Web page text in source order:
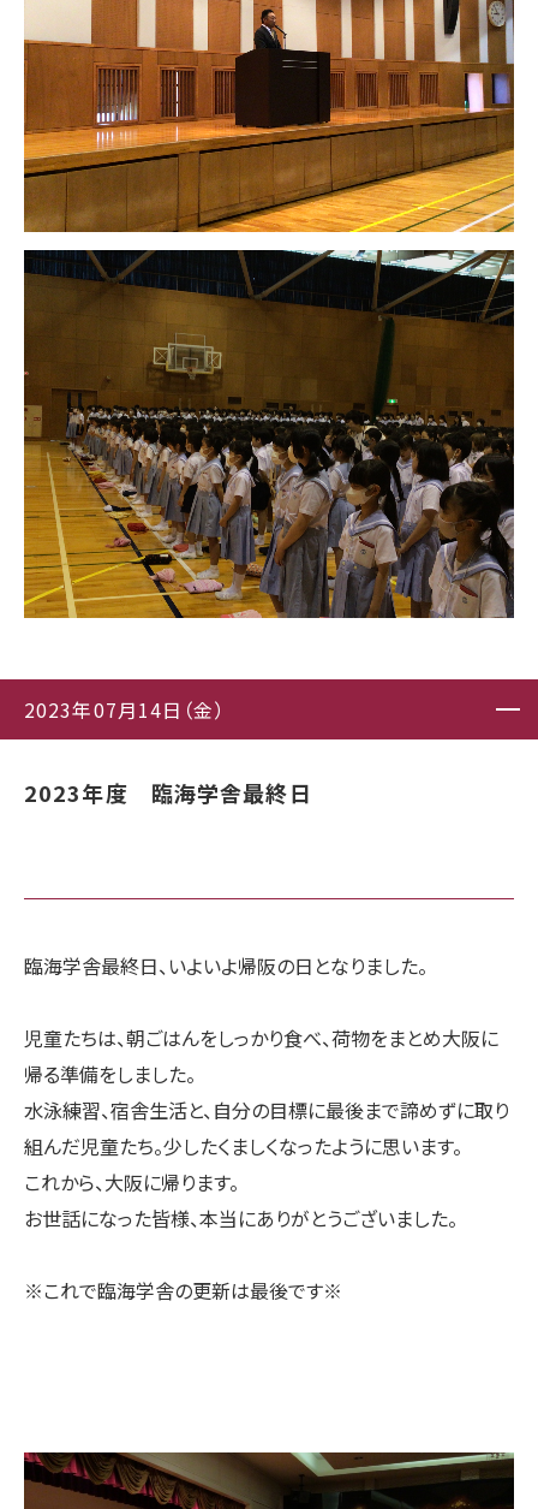
2023年07月14日（金）
2023年度 臨海学舎最終日
臨海学舎最終日、いよいよ帰阪の日となりました。
児童たちは、朝ごはんをしっかり食べ、荷物をまとめ大阪に
帰る準備をしました。
水泳練習、宿舎生活と、自分の目標に最後まで諦めずに取り
組んだ児童たち。少したくましくなったように思います。
これから、大阪に帰ります。
お世話になった皆様、本当にありがとうございました。
※これで臨海学舎の更新は最後です※